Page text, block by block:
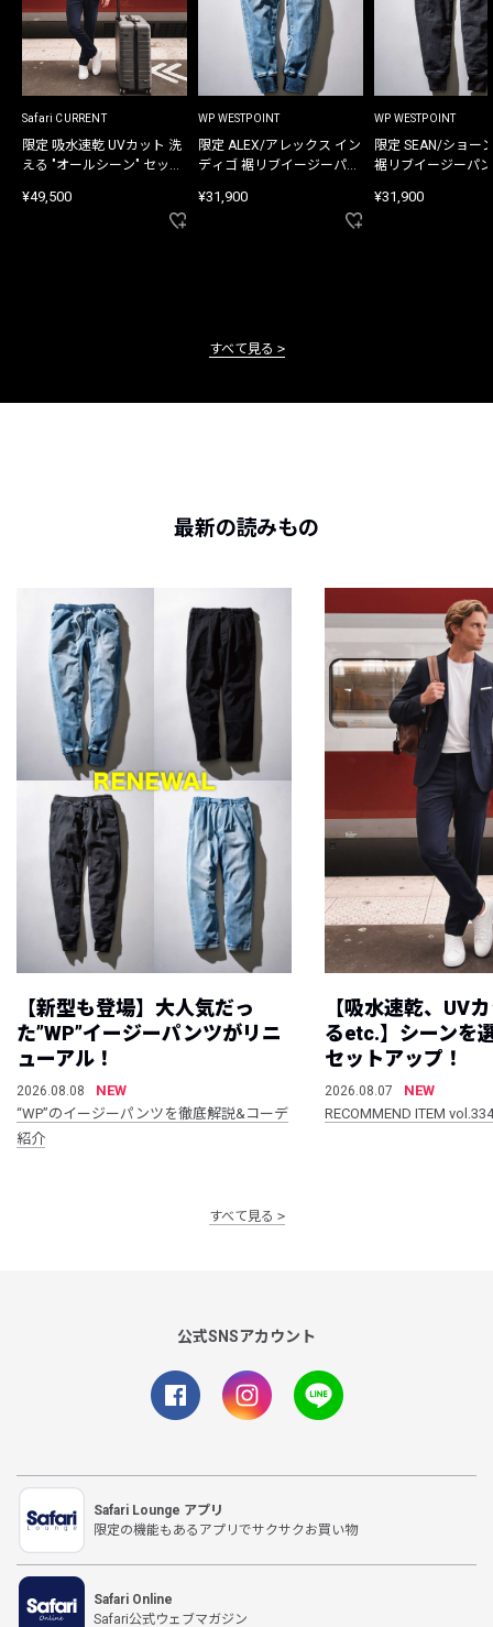
Safari CURRENT
限定 吸水速乾 UVカット 洗
える "オールシーン" セット
¥49,500
WP WESTPOINT
限定 ALEX/アレックス イン
ディゴ 裾リブイージーパン
¥31,900
WP WESTPOINT
限定 SEAN/ショー
裾リブイージーパ
¥31,900
すべて見る
最新の読みもの
【新型も登場】大人気だっ
た”WP”イージーパンツがリニ
ューアル！
2026.08.08
NEW
“WP”のイージーパンツを徹底解説&コーデ
紹介
【吸水速乾、UV
るetc.】シーンを
セットアップ！
2026.08.07
NEW
RECOMMEND ITEM vol.334
すべて見る
公式SNSアカウント
Safari Lounge アプリ
限定の機能もあるアプリでサクサクお買い物
Safari Online
Safari公式ウェブマガジン